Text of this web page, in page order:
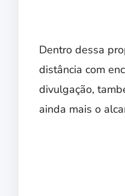
Dentro dessa
distância com
divulgação,
ainda mais o